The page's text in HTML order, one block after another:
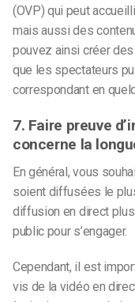
(OVP) qui peut
mais aussi des
pouvez ainsi créer
que les spectateurs
correspondant en
7. Faire preuve
concerne la
En général, vous
soient diffusées le
diffusion en direct
public pour s’engager.
Cependant, il est
vis de la vidéo en